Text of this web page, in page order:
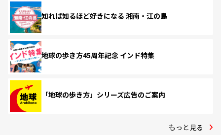
知れば知るほど好きになる 湘南・江の島
地球の歩き方45周年記念 インド特集
「地球の歩き方」シリーズ広告のご案内
もっと見る